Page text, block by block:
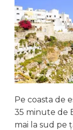
Pe coasta de
35 minute de
mai la sud pe